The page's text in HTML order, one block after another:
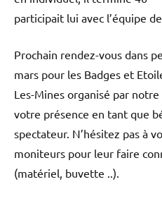
participait lui avec l’équipe
Prochain rendez-vous dans
mars pour les Badges et
Les-Mines organisé par
votre présence en tant que
spectateur. N’hésitez pas à
moniteurs pour leur faire
(matériel, buvette ..).